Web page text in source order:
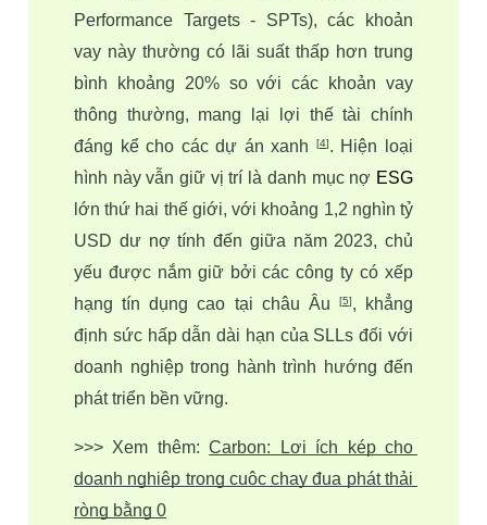
Performance Targets - SPTs), các khoản
vay này thường có lãi suất thấp hơn trung
bình khoảng 20% so với các khoản vay
thông thường, mang lại lợi thế tài chính
đáng kể cho các dự án xanh
[4]. Hiện loại
hình này vẫn giữ vị trí là danh mục nợ ESG
lớn thứ hai thế giới, với khoảng 1,2 nghìn tỷ
USD dư nợ tính đến giữa năm 2023, chủ
yếu được nắm giữ bởi các công ty có xếp
hạng tín dụng cao tại châu Âu
[5], khẳng
định sức hấp dẫn dài hạn của SLLs đối với
doanh nghiệp trong hành trình hướng đến
phát triển bền vững.
>>> Xem thêm: Carbon: Lợi ích kép cho
doanh nghiệp trong cuộc chạy đua phát thải
ròng bằng 0